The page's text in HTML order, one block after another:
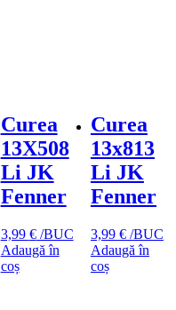
Curea
13X508
Li JK
Fenner
3,99 €/BUC
Adaugă în
coș
Curea
13x813
Li JK
Fenner
3,99 €/BUC
Adaugă în
coș